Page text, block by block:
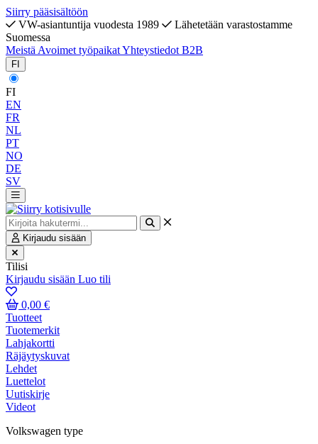
Siirry pääsisältöön
VW-asiantuntija vuodesta 1989
Lähetetään varastostamme
Suomessa
Meistä Avoimet työpaikatYhteystiedot B2B
FI
FI
EN
FR
NL
PT
NO
DE
SV
Kirjaudu sisään
Tilisi
Kirjaudu sisään Luo tili
0,00 €
Tuotteet
Tuotemerkit
Lahjakortti
Räjäytyskuvat
Lehdet
Luettelot
Uutiskirje
Videot
Volkswagen type